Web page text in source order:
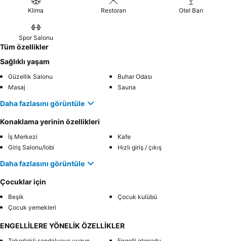
Klima Restoran Otel Barı
Spor Salonu
Tüm özellikler
Sağlıklı yaşam
Güzellik Salonu
Buhar Odası
Masaj
Sauna
Daha fazlasını görüntüle
Konaklama yerinin özellikleri
İş Merkezi
Kafe
Giriş Salonu/lobi
Hızlı giriş / çıkış
Daha fazlasını görüntüle
Çocuklar için
Beşik
Çocuk kulübü
Çocuk yemekleri
ENGELLİLERE YÖNELİK ÖZELLİKLER